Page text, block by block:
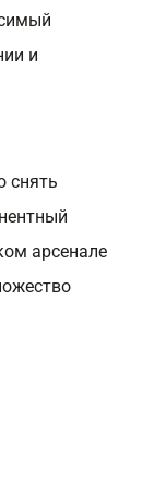
и
снять
арсенале